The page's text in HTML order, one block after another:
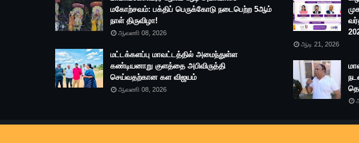
மகோற்சவம்: பக்திப் பெருக்கோடு நடைபெற்ற 5ஆம்
நாள் திருவிழா!
ஆவணி 08, 2026
மட்டக்களப்பு மாவட்டத்தில் அமைந்துள்ள
கண்டியனாறு குளத்தை அபிவிருத்தி
செய்வதற்கான கள விஜயம்
ஆவணி 08, 2026
ஆடி 21, 2026